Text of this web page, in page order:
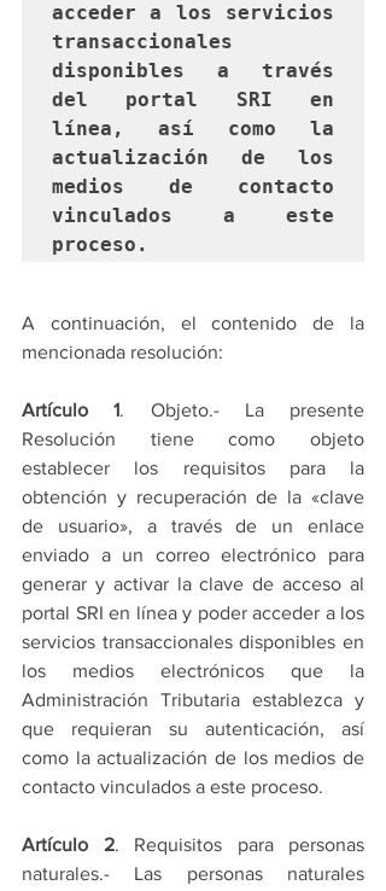
acceder a los servicios
transaccionales
disponibles a través
del portal SRI en
línea, así como la
actualización de los
medios de contacto
vinculados a este
proceso.
A continuación, el contenido de la
mencionada resolución:
Artículo 1. Objeto.- La presente
Resolución tiene como objeto
establecer los requisitos para la
obtención y recuperación de la «clave
de usuario», a través de un enlace
enviado a un correo electrónico para
generar y activar la clave de acceso al
portal SRI en línea y poder acceder a los
servicios transaccionales disponibles en
los medios electrónicos que la
Administración Tributaria establezca y
que requieran su autenticación, así
como la actualización de los medios de
contacto vinculados a este proceso.
Artículo 2. Requisitos para personas
naturales.- Las personas naturales